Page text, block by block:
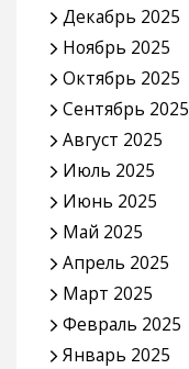
Декабрь 2025
Ноябрь 2025
Октябрь 2025
Сентябрь 2025
Август 2025
Июль 2025
Июнь 2025
Май 2025
Апрель 2025
Март 2025
Февраль 2025
Январь 2025